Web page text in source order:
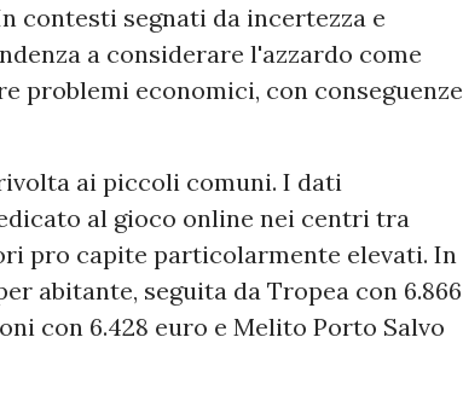
contesti segnati da incertezza e
a considerare l'azzardo come
problemi economici, con conseguenze
ai piccoli comuni. I dati
al gioco online nei centri tra
pro capite particolarmente elevati. In
abitante, seguita da Tropea con 6.866
con 6.428 euro e Melito Porto Salvo